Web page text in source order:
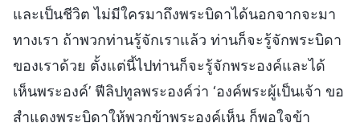
และเป็นชีวิต ไม่มีใครมาถึงพระบิดาได้นอกจากจะมา
ทางเรา ถ้าพวกท่านรู้จักเราแล้ว ท่านก็จะรู้จักพระบิดา
ของเราด้วย ตั้งแต่นี้ไปท่านก็จะรู้จักพระองค์และได้
เห็นพระองค์’ ฟีลิปทูลพระองค์ว่า ‘องค์พระผู้เป็นเจ้า ขอ
สำแดงพระบิดาให้พวกข้าพระองค์เห็น ก็พอใจข้า